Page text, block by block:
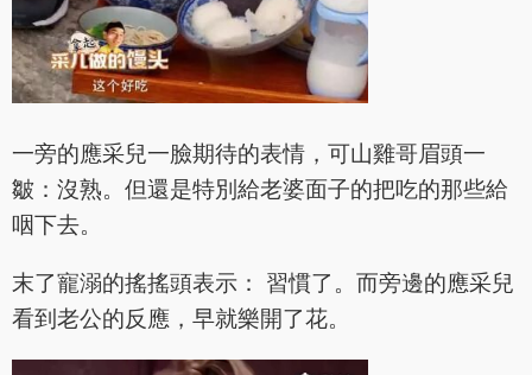
一旁的應采兒一臉期待的表情，可山雞哥眉頭一
皺：沒熟。但還是特別給老婆面子的把吃的那些給
咽下去。
末了寵溺的搖搖頭表示： 習慣了。而旁邊的應采兒
看到老公的反應，早就樂開了花。